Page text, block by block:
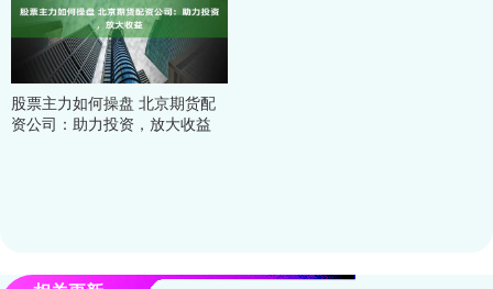
股票主力如何操盘 北京期货配
资公司：助力投资，放大收益